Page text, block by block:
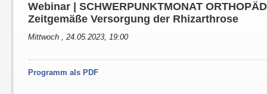
Webinar | SCHWERPUNKTMONAT
Zeitgemäße Versorgung der Rhizarthrose
Mittwoch , 24.05.2023, 19:00
Programm als PDF